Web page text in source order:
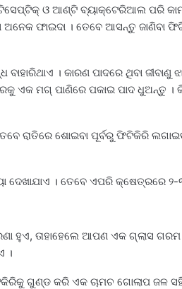
ଓ ଆଣ୍ଟି ବ୍ୟାକ୍ଟେରିଆଲ ପରି
ଫାଇଦା । ତେବେ ଆସନ୍ତୁ ଜାଣିବା
। କାରଣ ପାଦରେ ଥିବା ଜୀବାଣୁ
ଏକ ମଗ୍‌ ପାଣିରେ ପକାଇ ପାଦ ଧୁଅନ୍ତୁ
ରାତିରେ ଶୋଇବା ପୂର୍ବରୁ ଫିଟିକିରି
ଦେଖାଯାଏ । ତେବେ ଏପରି କ୍ଷେତ୍ରରେ
ହୁଏ, ତାହାହେଲେ ଆପଣ ଏକ ଗ୍ଲାସ
।
ଗୁଣ୍ଡ କରି ଏକ ଚାମଚ ଗୋଲାପ ଜଳ